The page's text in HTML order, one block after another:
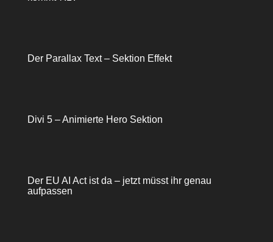
Der Parallax Text – Sektion Effekt
Divi 5 – Animierte Hero Sektion
Der EU AI Act ist da – jetzt müsst ihr genau
aufpassen